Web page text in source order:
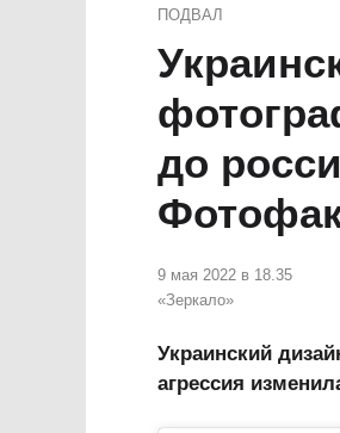
ПОДВАЛ
до
9 мая 2022 в 18.35
«Зеркало»
Украинский
агрессия